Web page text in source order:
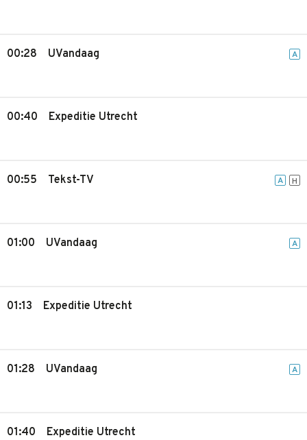
00:28 UVandaag A
00:40 Expeditie Utrecht
00:55 Tekst-TV A H
01:00 UVandaag A
01:13 Expeditie Utrecht
01:28 UVandaag A
01:40 Expeditie Utrecht